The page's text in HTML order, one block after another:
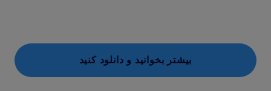
بیشتر بخوانید و دانلود کنید